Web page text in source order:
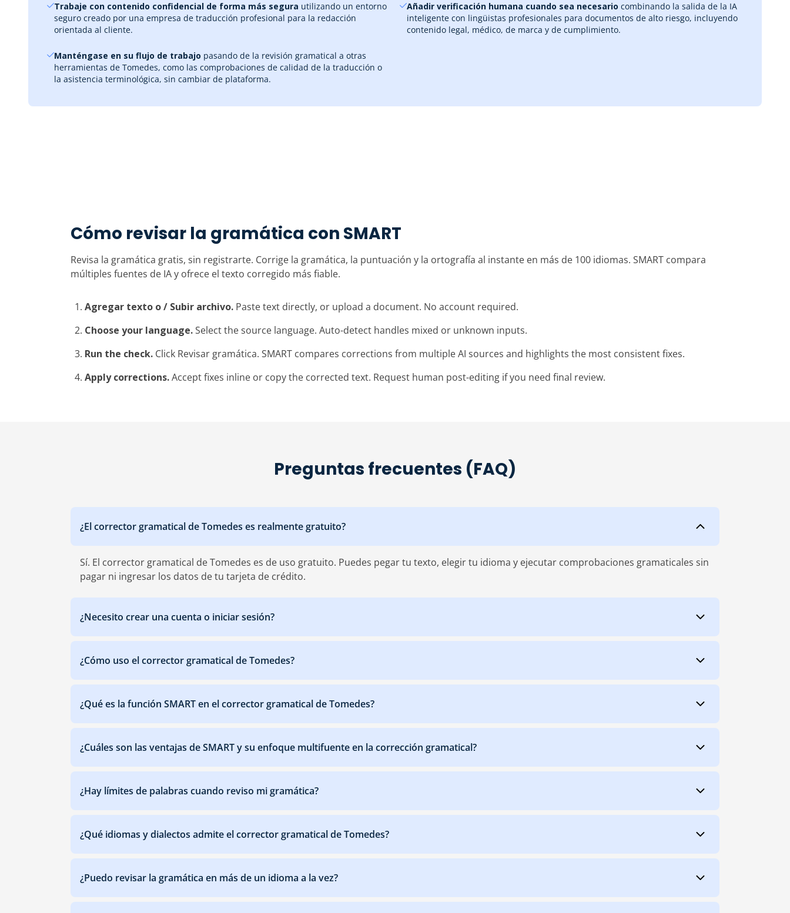
Trabaje con contenido confidencial de forma más segura utilizando un entorno
seguro creado por una empresa de traducción profesional para la redacción
orientada al cliente.
Añadir verificación humana cuando sea necesario combinando la salida de la IA
inteligente con lingüistas profesionales para documentos de alto riesgo, incluyendo
contenido legal, médico, de marca y de cumplimiento.
Manténgase en su flujo de trabajo pasando de la revisión gramatical a otras
herramientas de Tomedes, como las comprobaciones de calidad de la traducción o
la asistencia terminológica, sin cambiar de plataforma.
Cómo revisar la gramática con SMART
Revisa la gramática gratis, sin registrarte. Corrige la gramática, la puntuación y la ortografía al instante en más de 100 idiomas. SMART compara
múltiples fuentes de IA y ofrece el texto corregido más fiable.
Agregar texto o / Subir archivo. Paste text directly, or upload a document. No account required.
Choose your language.Select the source language. Auto-detect handles mixed or unknown inputs.
Run the check. Click Revisar gramática. SMART compares corrections from multiple AI sources and highlights the most consistent fixes.
Apply corrections.Accept fixes inline or copy the corrected text. Request human post-editing if you need final review.
Preguntas frecuentes (FAQ)
‎¿El corrector gramatical de Tomedes es realmente gratuito?
Sí. El corrector gramatical de Tomedes es de uso gratuito. Puedes pegar tu texto, elegir tu idioma y ejecutar comprobaciones gramaticales sin
pagar ni ingresar los datos de tu tarjeta de crédito.
‎¿Necesito crear una cuenta o iniciar sesión?
‎¿Cómo uso el corrector gramatical de Tomedes?
‎¿Qué es la función SMART en el corrector gramatical de Tomedes?
‎¿Cuáles son las ventajas de SMART y su enfoque multifuente en la corrección gramatical?
‎¿Hay límites de palabras cuando reviso mi gramática?
‎¿Qué idiomas y dialectos admite el corrector gramatical de Tomedes?
‎¿Puedo revisar la gramática en más de un idioma a la vez?